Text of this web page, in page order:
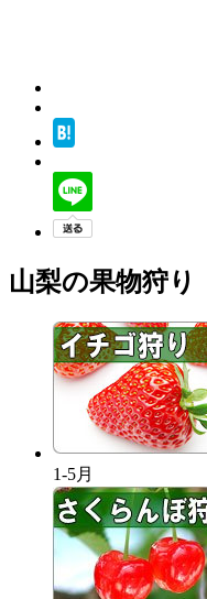
山梨の果物狩り
1-5月